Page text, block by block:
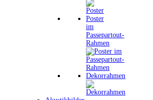
Poster
im
Passepartout-
Rahmen
Dekorrahmen